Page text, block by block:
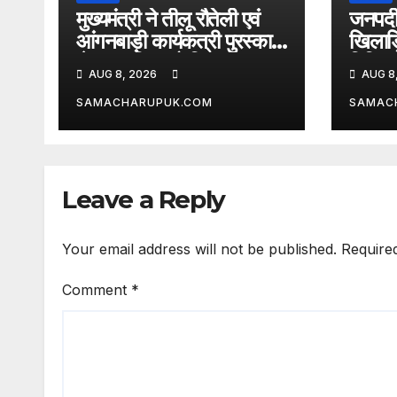
मुख्यमंत्री ने तीलू रौतेली एवं
आंगनबाड़ी कार्यकत्री पुरस्कार
से मातृशक्ति को किया
सम्मानित
AUG 8, 2026
SAMACHARUPUK.COM
घोषित
AUG
Leave a Reply
Your email address will not be published.
Comment *